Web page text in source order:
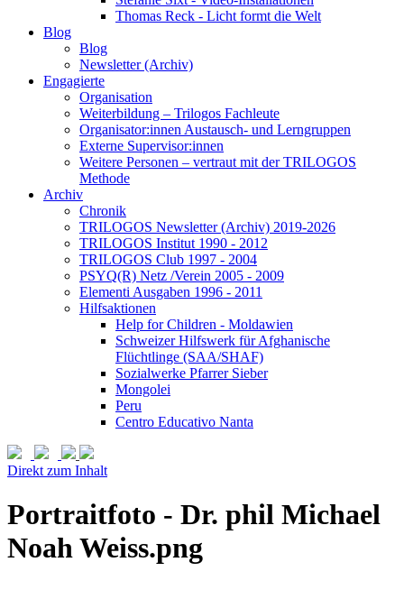
Thomas Reck - Licht formt die Welt
Blog
Blog
Newsletter (Archiv)
Engagierte
Organisation
Weiterbildung – Trilogos Fachleute
Organisator:innen Austausch- und Lerngruppen
Externe Supervisor:innen
Weitere Personen – vertraut mit der TRILOGOS
Methode
Archiv
Chronik
TRILOGOS Newsletter (Archiv) 2019-2026
TRILOGOS Institut 1990 - 2012
TRILOGOS Club 1997 - 2004
PSYQ(R) Netz /Verein 2005 - 2009
Elementi Ausgaben 1996 - 2011
Hilfsaktionen
Help for Children - Moldawien
Schweizer Hilfswerk für Afghanische
Flüchtlinge (SAA/SHAF)
Sozialwerke Pfarrer Sieber
Mongolei
Peru
Centro Educativo Nanta
Direkt zum Inhalt
Portraitfoto - Dr. phil Michael
Noah Weiss.png